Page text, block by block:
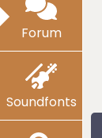
Forum
Soundfonts